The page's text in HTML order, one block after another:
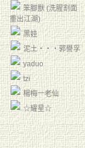
笨腳獸 (洗腥割面
重出江湖)
黑娃
泥土‧‧‧郭譽孚
yaduo
tzi
楊梅一老仙
☆耀星☆